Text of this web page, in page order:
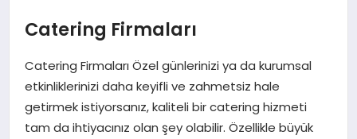
EĞITIM
EKONOMI
MAGAZIN
Catering Firmaları
Catering Firmaları Özel günlerinizi ya da kurumsal
etkinliklerinizi daha keyifli ve zahmetsiz hale
getirmek istiyorsanız, kaliteli bir catering hizmeti
tam da ihtiyacınız olan şey olabilir. Özellikle büyük